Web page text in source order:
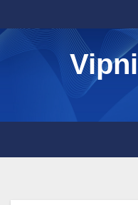
to
content